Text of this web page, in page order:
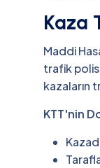
Kaza
Maddi
trafik
kazaların
KTT'nin